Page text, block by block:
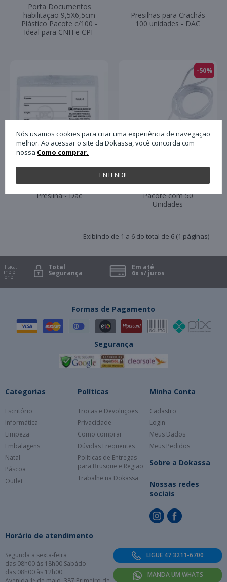
Porta Documentos
habilitação 9,5X6,5cm
Plástico Pacote c/100 -
Ideal para CNH e CPF
Presilhas para Crachás
100 unidades - DAC
Crachá Simples sem
Presilha - Dac
-50%
para Crachá Dac
Pacote com 50
Unidades
Exibindo de 1 a 6 do total de 6 (1 páginas)
física,
e
Total
Segurança
Em até
6x s/ juros
Nós usamos cookies para criar uma experiência de navegação
melhor. Ao acessar o site da Dokassa, você concorda com
nossa Como comprar.
ENTENDI!
Formas de Pagamento
Segurança
Categorias
Escritório
Informática
Limpeza
Embalagens
Natal
Páscoa
Outlet
Políticas
Trocas e Devoluções
Privacidade
Como comprar
Dúvidas Frequentes
Políticas de Entregas
para Brusque e Região
Trabalhe na Dokassa
Minha Conta
Cadastro
Login
Meus Dados
Meus Pedidos
Sobre a Dokassa
Nossas redes
sociais
Horário de atendimento
Segunda a sexta-feira
das 08h00 às 18h00 Sabádo
das 08h00 às 12h00.
LIGUE 47 3211-6700
MANDA UM WHATS